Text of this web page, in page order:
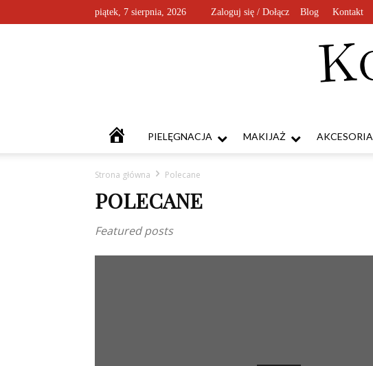
piątek, 7 sierpnia, 2026 Zaloguj się / Dołącz Blog Kontakt
KOSMETYKOFANKI
PIELĘGNACJA MAKIJAŻ AKCESORIA
Strona główna Polecane
POLECANE
Featured posts